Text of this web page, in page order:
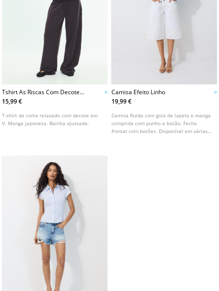
Tshirt As Riscas Com Decote
Em V E Manga Japonesa
15,99 €
T-shirt de corte relaxado com decote em
V. Manga japonesa. Bainha ajustada.
Camisa Efeito Linho
19,99 €
Camisa fluida com gola de lapela e manga
comprida com punho e botão. Fecho
frontal com botões. Disponível em várias